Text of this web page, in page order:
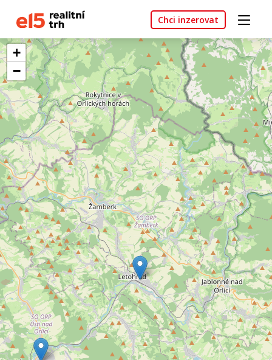
Chci inzerovat
+
−